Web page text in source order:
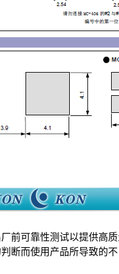
前可靠性测试以提供高
断而使用产品所导致的